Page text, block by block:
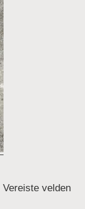
Vereiste velden